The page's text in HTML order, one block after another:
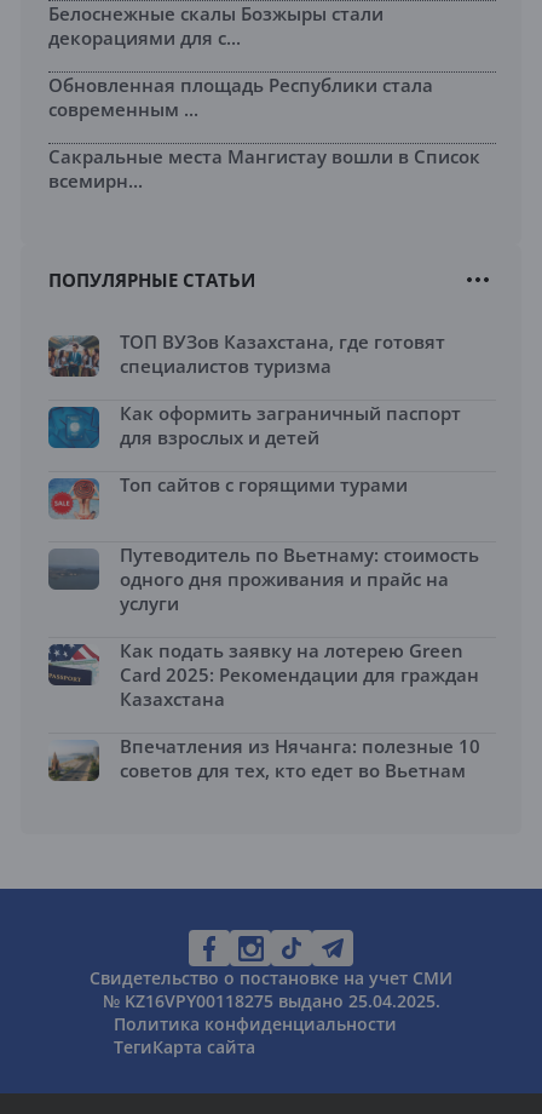
Белоснежные скалы Бозжыры стали
декорациями для с...
Обновленная площадь Республики стала
современным ...
Сакральные места Мангистау вошли в Список
всемирн...
ПОПУЛЯРНЫЕ СТАТЬИ
ТОП ВУЗов Казахстана, где готовят
специалистов туризма
Как оформить заграничный паспорт
для взрослых и детей
Топ сайтов с горящими турами
Путеводитель по Вьетнаму: стоимость
одного дня проживания и прайс на
услуги
Как подать заявку на лотерею Green
Card 2025: Рекомендации для граждан
Казахстана
Впечатления из Нячанга: полезные 10
советов для тех, кто едет во Вьетнам
Свидетельство о постановке на учет СМИ
№ KZ16VPY00118275 выдано 25.04.2025.
Политика конфиденциальности
ТегиКарта сайта